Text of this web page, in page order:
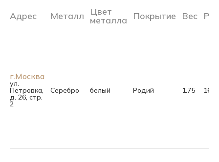
Адрес Металл Цвет
металла Покрытие Вес
г.Москва
ул.
Петровка,
д. 26, стр.
2
Серебро белый Родий 1.75 16.0